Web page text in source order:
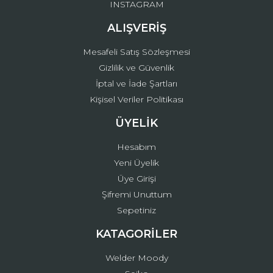
INSTAGRAM
ALIŞVERİŞ
Mesafeli Satış Sözleşmesi
Gizlilik ve Güvenlik
İptal ve İade Şartları
Kişisel Veriler Politikası
ÜYELİK
Hesabım
Yeni Üyelik
Üye Girişi
Şifremi Unuttum
Sepetiniz
KATAGORİLER
Welder Moody